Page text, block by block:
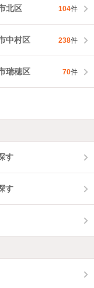
北区 104件
中村区 238件
瑞穂区 70件
す
す